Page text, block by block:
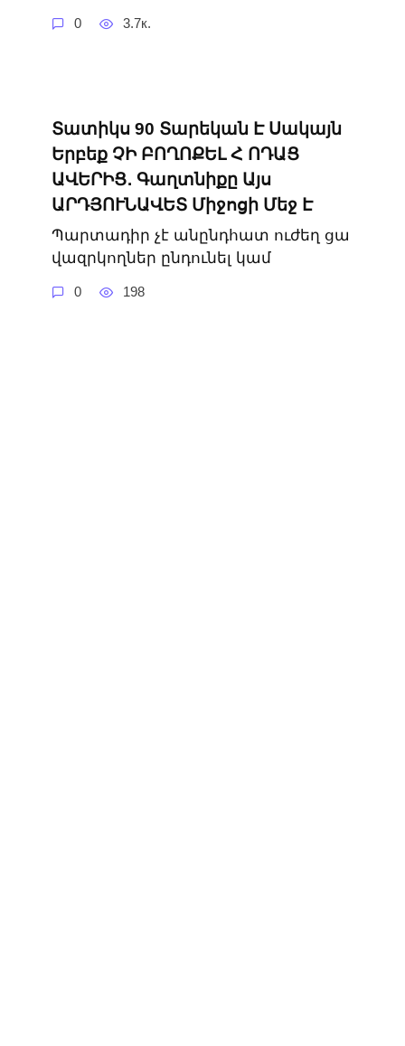
0 3.7к.
Տատիկս 90 Տարեկան Է Սակայն
Երբեք ՉԻ ԲՈՂՈՔԵԼ Հ ՈԴԱՑ
ԱՎԵՐԻՑ․ Գաղտնիքը Այս
ԱՐԴՅՈՒՆԱՎԵՏ Միջոցի Մեջ Է
Պարտադիր չէ անընդհատ ուժեղ ցա
վազրկողներ ընդունել կամ
0 198